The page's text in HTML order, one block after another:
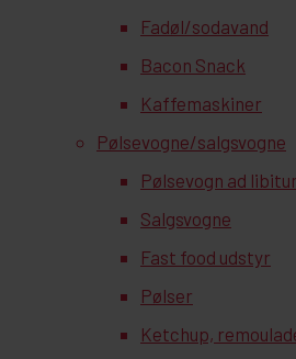
Fadøl/sodavand
Bacon Snack
Kaffemaskiner
Pølsevogne/salgsvogne
Pølsevogn ad
Salgsvogne
Fast food udstyr
Pølser
Ketchup,